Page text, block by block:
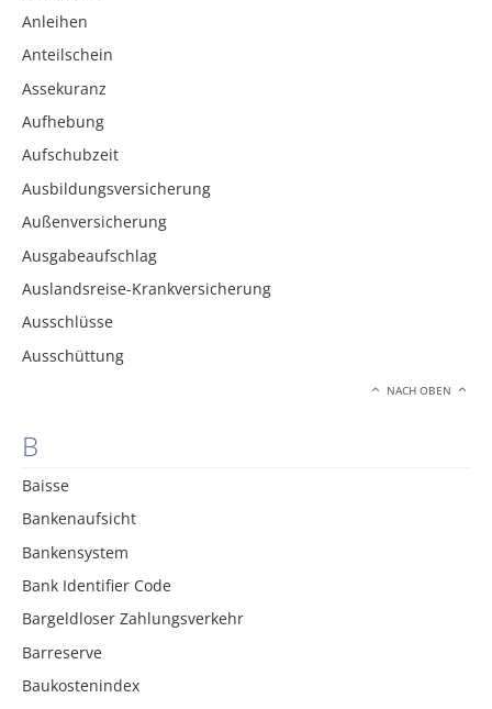
Anleihen
Anteilschein
Assekuranz
Aufhebung
Aufschubzeit
Ausbildungsversicherung
Außenversicherung
Ausgabeaufschlag
Auslandsreise-Krankversicherung
Ausschlüsse
Ausschüttung
NACH OBEN
B
Baisse
Bankenaufsicht
Bankensystem
Bank Identifier Code
Bargeldloser Zahlungsverkehr
Barreserve
Baukostenindex